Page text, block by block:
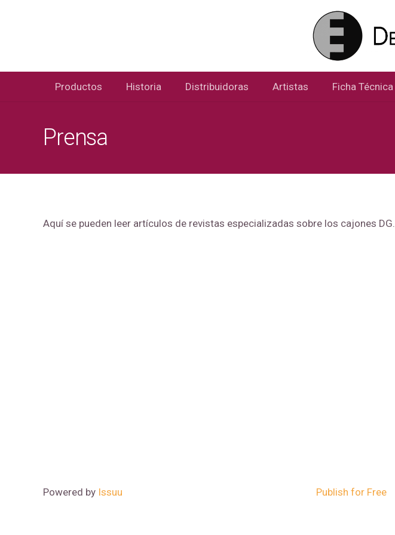
Productos Historia Distribuidoras Artistas Ficha Técnica
Prensa
Aquí se pueden leer artículos de revistas especializadas sobre los cajones DG.
Powered by Issuu Publish for Free